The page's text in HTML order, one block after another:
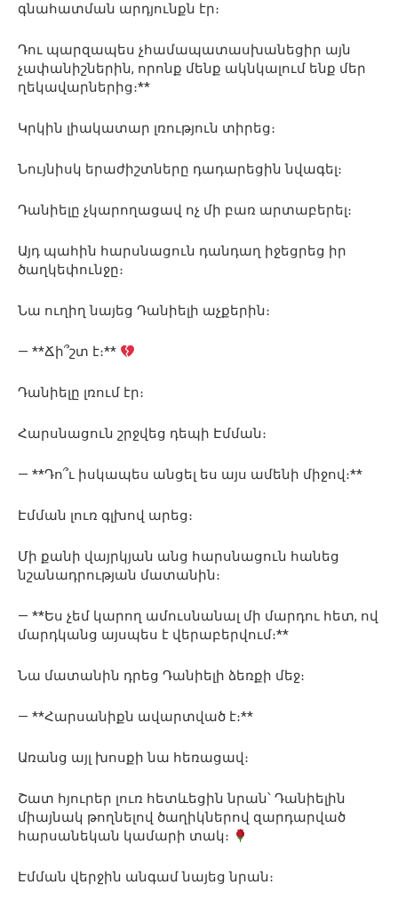
գնահատման արդյունքն էր։
Դու պարզապես չհամապատասխանեցիր այն
չափանիշներին, որոնք մենք ակնկալում ենք մեր
ղեկավարներից։**
Կրկին լիակատար լռություն տիրեց։
Նույնիսկ երաժիշտները դադարեցին նվագել։
Դանիելը չկարողացավ ոչ մի բառ արտաբերել։
Այդ պահին հարսնացուն դանդաղ իջեցրեց իր
ծաղկեփունջը։
Նա ուղիղ նայեց Դանիելի աչքերին։
— **Ճի՞շտ է։**
Դանիելը լռում էր։
Հարսնացուն շրջվեց դեպի Էմման։
— **Դո՞ւ իսկապես անցել ես այս ամենի միջով։**
Էմման լուռ գլխով արեց։
Մի քանի վայրկյան անց հարսնացուն հանեց
նշանադրության մատանին։
— **Ես չեմ կարող ամուսնանալ մի մարդու հետ, ով
մարդկանց այսպես է վերաբերվում։**
Նա մատանին դրեց Դանիելի ձեռքի մեջ։
— **Հարսանիքն ավարտված է։**
Առանց այլ խոսքի նա հեռացավ։
Շատ հյուրեր լուռ հետևեցին նրան՝ Դանիելին
միայնակ թողնելով ծաղիկներով զարդարված
հարսանեկան կամարի տակ։
Էմման վերջին անգամ նայեց նրան։